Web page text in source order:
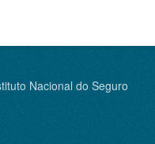
Nacional do Seguro